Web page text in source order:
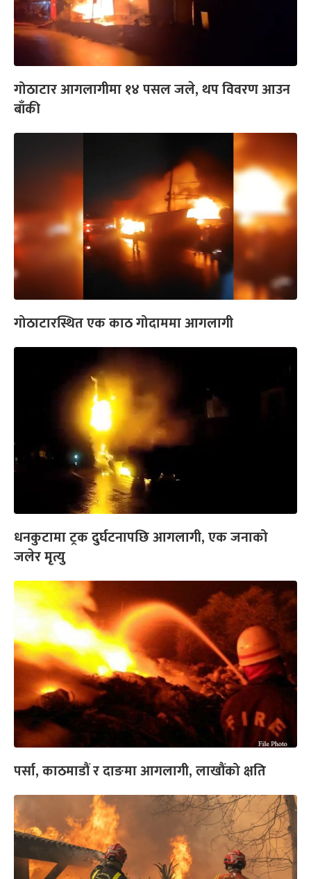
गोठाटार आगलागीमा १४ पसल जले, थप विवरण आउन
बाँकी
गोठाटारस्थित एक काठ गोदाममा आगलागी
धनकुटामा ट्रक दुर्घटनापछि आगलागी, एक जनाको
जलेर मृत्यु
पर्सा, काठमाडौं र दाङमा आगलागी, लाखौंको क्षति